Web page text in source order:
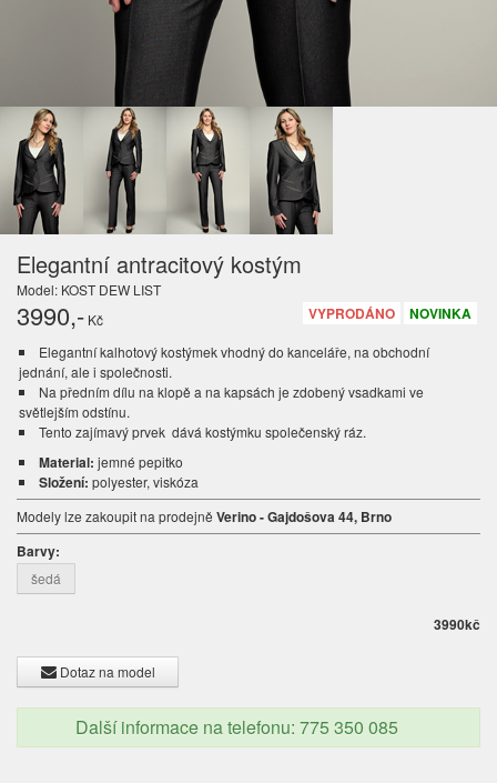
Elegantní antracitový kostým
Model: KOST DEW LIST
VYPRODÁNO NOVINKA
3990,- Kč
Elegantní kalhotový kostýmek vhodný do kanceláře, na obchodní
jednání, ale i společnosti.
Na předním dílu na klopě a na kapsách je zdobený vsadkami ve
světlejším odstínu.
Tento zajímavý prvek dává kostýmku společenský ráz.
Material: jemné pepitko
Složení: polyester, viskóza
Modely lze zakoupit na prodejně Verino - Gajdošova 44, Brno
Barvy:
šedá
3990kč
Dotaz na model
Další informace na telefonu: 775 350 085